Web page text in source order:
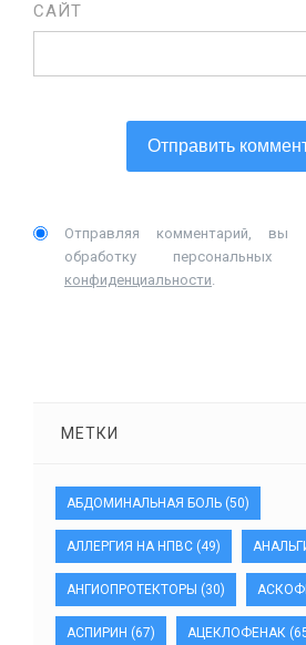
САЙТ
Отправляя комментарий, вы
обработку
конфиденциальности.
МЕТКИ
АБДОМИНАЛЬНАЯ БОЛЬ (50)
АЛЛЕРГИЯ НА НПВС (49)
АНГИОПРОТЕКТОРЫ (30)
АСПИРИН (67) АЦЕКЛОФЕНАК